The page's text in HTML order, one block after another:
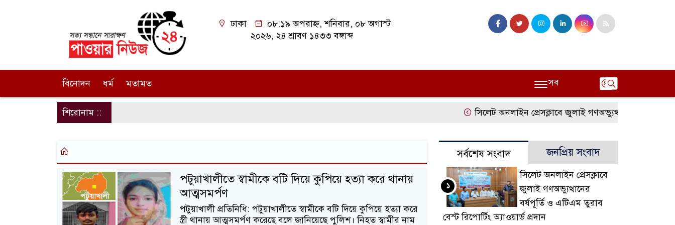
ঢাকা
০৮:১৯ অপরাহ্ন, শনিবার, ০৮ অগাস্ট
২০২৬, ২৪ শ্রাবণ ১৪৩৩ বঙ্গাব্দ
বিনোদন ধর্ম মতামত সব
শিরোনাম :: সিলেট অনলাইন প্রেসক্লাবে জুলাই গণঅভ্যুত্থানের বর্ষপূর্তি ও
পটুয়াখালীতে স্বামীকে বটি দিয়ে কুপিয়ে হত্যা করে থানায়
আত্মসমর্পণ
পটুয়াখালী প্রতিনিধি: পটুয়াখালীতে স্বামীকে বটি দিয়ে কুপিয়ে হত্যা করে
স্ত্রী থানায় আত্মসমর্পণ করেছে বলে জানিয়েছে পুলিশ। নিহত স্বামীর নাম
সর্বশেষ সংবাদ জনপ্রিয় সংবাদ
সিলেট অনলাইন প্রেসক্লাবে
জুলাই গণঅভ্যুত্থানের
বর্ষপূর্তি ও এটিএম তুরাব
বেস্ট রিপোর্টিং অ্যাওয়ার্ড প্রদান
১